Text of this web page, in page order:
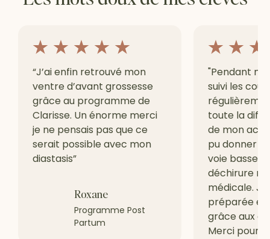
“J’ai enfin retrouvé mon
ventre d’avant grossesse
grâce au programme de
Clarisse. Un énorme merci
je ne pensais pas que ce
serait possible avec mon
diastasis”
Roxane
Programme Post
Partum
"Pendant
suivi les
toute la
de mon
pu donner
voie basse
déchirure ni
médicale.
préparée et
grâce aux
Merci pour